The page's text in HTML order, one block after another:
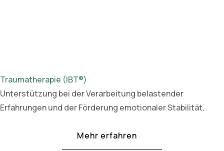
Traumatherapie (IBT®)
Unterstützung bei der Verarbeitung belastender
Erfahrungen und der Förderung emotionaler Stabilität.
Mehr erfahren